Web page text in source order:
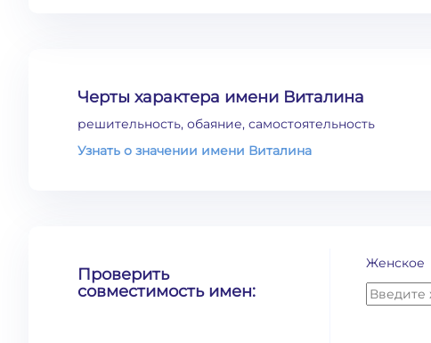
Черты характера имени Виталина
решительность, обаяние, самостоятельность
Узнать о значении имени Виталина
Проверить
совместимость имен:
Женское